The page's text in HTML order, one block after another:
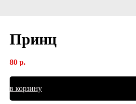
Принц
80 р.
в корзину